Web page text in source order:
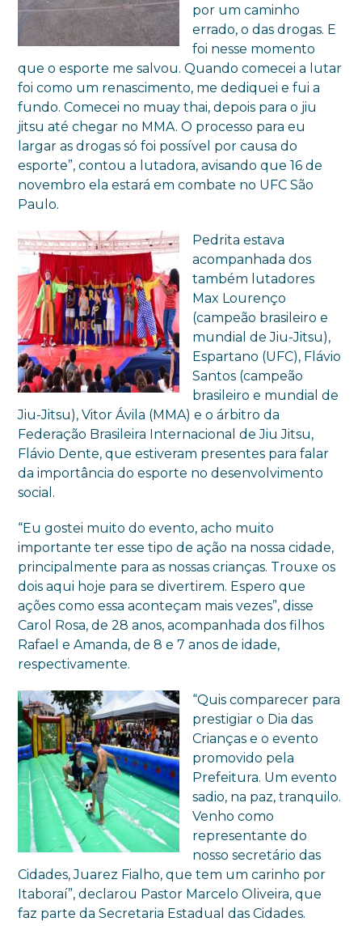
por um caminho
errado, o das drogas. E
foi nesse momento
que o esporte me salvou. Quando comecei a lutar
foi como um renascimento, me dediquei e fui a
fundo. Comecei no muay thai, depois para o jiu
jitsu até chegar no MMA. O processo para eu
largar as drogas só foi possível por causa do
esporte”, contou a lutadora, avisando que 16 de
novembro ela estará em combate no UFC São
Paulo.
Pedrita estava
acompanhada dos
também lutadores
Max Lourenço
(campeão brasileiro e
mundial de Jiu-Jitsu),
Espartano (UFC), Flávio
Santos (campeão
brasileiro e mundial de
Jiu-Jitsu), Vitor Ávila (MMA) e o árbitro da
Federação Brasileira Internacional de Jiu Jitsu,
Flávio Dente, que estiveram presentes para falar
da importância do esporte no desenvolvimento
social.
“Eu gostei muito do evento, acho muito
importante ter esse tipo de ação na nossa cidade,
principalmente para as nossas crianças. Trouxe os
dois aqui hoje para se divertirem. Espero que
ações como essa aconteçam mais vezes”, disse
Carol Rosa, de 28 anos, acompanhada dos filhos
Rafael e Amanda, de 8 e 7 anos de idade,
respectivamente.
“Quis comparecer para
prestigiar o Dia das
Crianças e o evento
promovido pela
Prefeitura. Um evento
sadio, na paz, tranquilo.
Venho como
representante do
nosso secretário das
Cidades, Juarez Fialho, que tem um carinho por
Itaboraí”, declarou Pastor Marcelo Oliveira, que
faz parte da Secretaria Estadual das Cidades.